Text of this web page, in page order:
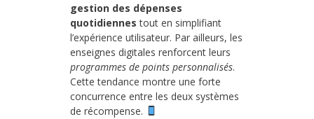
gestion des dépenses
quotidiennes tout en simplifiant
l’expérience utilisateur. Par ailleurs, les
enseignes digitales renforcent leurs
programmes de points personnalisés.
Cette tendance montre une forte
concurrence entre les deux systèmes
de récompense.